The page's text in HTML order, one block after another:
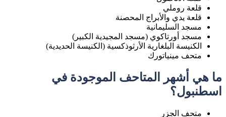
قلعة روملي
قلعة يدي والأبراج المحصنة
مسجد السليمانية
مسجد أورتاكوي (مسجد المجيدية الكبير)
الكنيسة البلغارية الأرثوذكسية (الكنيسة الحديدية)
متحف مينياتورك
ما هي أشهر المتاحف الموجودة في
اسطنبول؟
متحف الجزر